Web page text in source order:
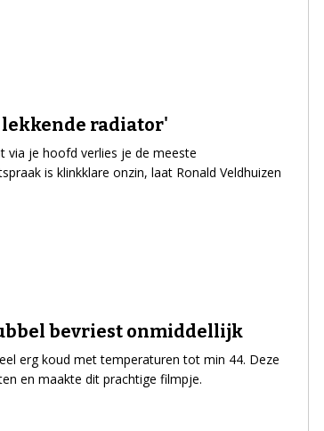
lekkende radiator'
via je hoofd verlies je de meeste
is klinkklare onzin, laat Ronald Veldhuizen
bevriest onmiddellijk
erg koud met temperaturen tot min 44. Deze
en maakte dit prachtige filmpje.